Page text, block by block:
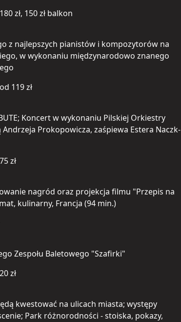
zł, 150 zł balkon
z najlepszych pianistów i kompozytorów na
w wykonaniu międzynarodowo znanego
119 zł
Koncert w wykonaniu Pilskiej Orkiestry
Prokopowicza, zaśpiewa Estera Naczk-
zł
nagród oraz projekcja filmu "Przepis na
kulinarny, Francja (94 min.)
Zespołu Baletowego "Szafirki"
zł
kwestować na ulicach miasta; występy
Park różnorodności - stoiska, pokazy,